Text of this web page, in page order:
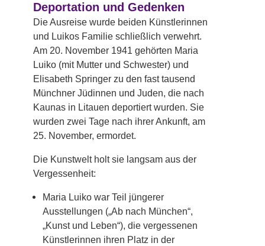
Deportation und Gedenken
Die Ausreise wurde beiden Künstlerinnen
und Luikos Familie schließlich verwehrt.
Am 20. November 1941 gehörten Maria
Luiko (mit Mutter und Schwester) und
Elisabeth Springer zu den fast tausend
Münchner Jüdinnen und Juden, die nach
Kaunas in Litauen deportiert wurden. Sie
wurden zwei Tage nach ihrer Ankunft, am
25. November, ermordet.
Die Kunstwelt holt sie langsam aus der
Vergessenheit:
Maria Luiko war Teil jüngerer
Ausstellungen („Ab nach München“,
„Kunst und Leben“), die vergessenen
Künstlerinnen ihren Platz in der